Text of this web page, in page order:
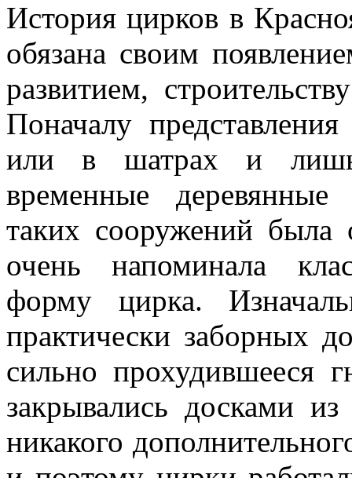
История цирков в
обязана своим
развитием,
Поначалу
или в шатрах и лишь
временные
таких сооружений была
очень напоминала
форму цирка.
практически заборных
сильно прохудившееся
закрывались досками
никакого